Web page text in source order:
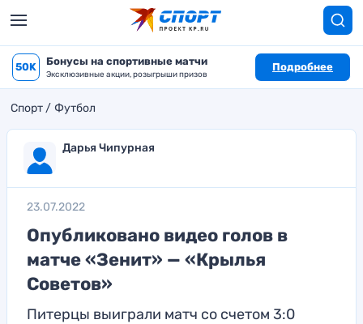
50K Бонусы на спортивные матчи
Эксклюзивные акции, розыгрыши призов
Подробнее
Спорт Футбол
Дарья Чипурная
23.07.2022
Опубликовано видео голов в
матче «Зенит» — «Крылья
Советов»
Питерцы выиграли матч со счетом 3:0